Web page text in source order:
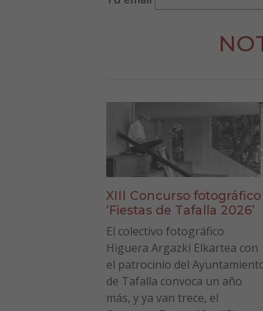
XIII Concurso fotográfico
‘Fiestas de Tafalla 2026’
El colectivo fotográfico
Higuera Argazki Elkartea con
el patrocinio del
de Tafalla convoca un año
más, y ya van trece, el